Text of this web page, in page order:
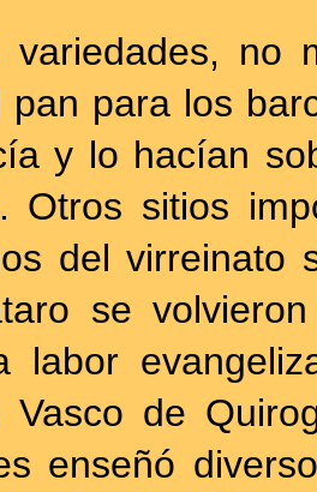
variedades, no
pan para los
y lo hacían
Otros sitios
del virreinato
se
labor
Vasco de
enseñó